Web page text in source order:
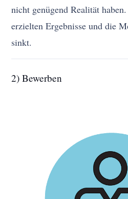
nicht genügend Realität
erzielten Ergebnisse und die
sinkt.
2) Bewerben